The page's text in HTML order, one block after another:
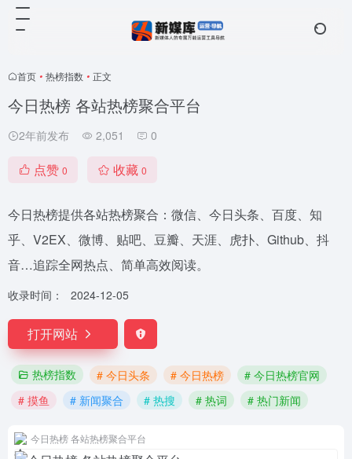
首页 • 热榜指数 • 正文
今日热榜 各站热榜聚合平台
2年前发布 2,051 0
点赞 0 收藏 0
今日热榜提供各站热榜聚合：微信、今日头条、百度、知
乎、V2EX、微博、贴吧、豆瓣、天涯、虎扑、Github、抖
音…追踪全网热点、简单高效阅读。
收录时间： 2024-12-05
打开网站
热榜指数 # 今日头条 # 今日热榜
# 今日热榜官网
# 摸鱼
# 新闻聚合 # 热搜 # 热词 # 热门新闻
今日热榜 各站热榜聚合平台